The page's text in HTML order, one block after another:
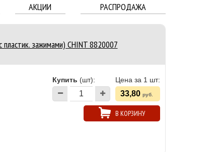
АКЦИИ РАСПРОДАЖА
зажимами) CHINT 8820007
Купить (шт): Цена за 1 шт:
33,80 руб.
В КОРЗИНУ